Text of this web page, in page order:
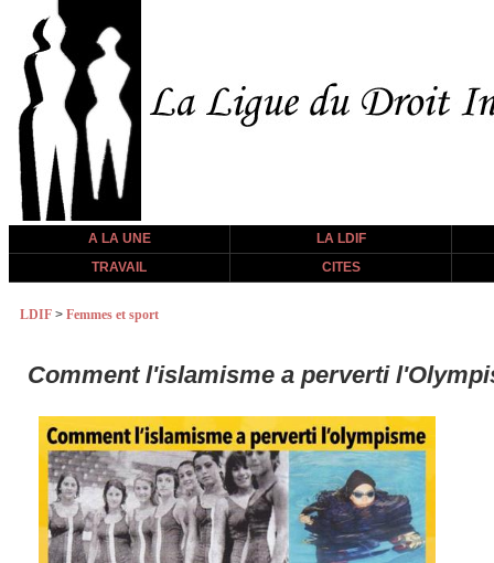
A LA UNE
LA LDIF
TRAVAIL
CITES
LDIF > Femmes et sport
Comment l'islamisme a perverti